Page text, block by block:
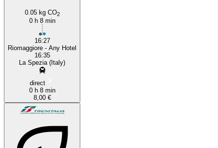
0.05 kg CO2
0 h 8 min
16:27
Riomaggiore - Any Hotel
16:35
La Spezia (Italy)
direct
0 h 8 min
8,00 €